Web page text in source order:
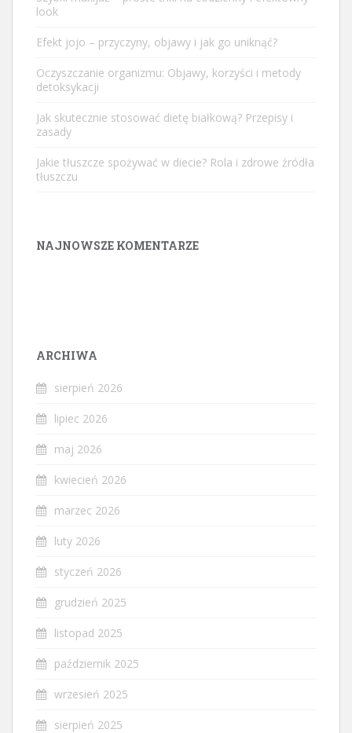
look
Efekt jojo – przyczyny, objawy i jak go uniknąć?
Oczyszczanie organizmu: Objawy, korzyści i metody
detoksykacji
Jak skutecznie stosować dietę białkową? Przepisy i
zasady
Jakie tłuszcze spożywać w diecie? Rola i zdrowe źródła
tłuszczu
NAJNOWSZE KOMENTARZE
ARCHIWA
sierpień 2026
lipiec 2026
maj 2026
kwiecień 2026
marzec 2026
luty 2026
styczeń 2026
grudzień 2025
listopad 2025
październik 2025
wrzesień 2025
sierpień 2025